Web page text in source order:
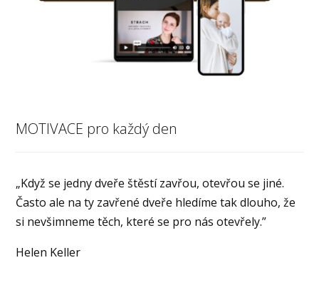
MOTIVACE pro každý den
„Když se jedny dveře štěstí zavřou, otevřou se jiné.
Často ale na ty zavřené dveře hledíme tak dlouho, že
si nevšimneme těch, které se pro nás otevřely.”
Helen Keller